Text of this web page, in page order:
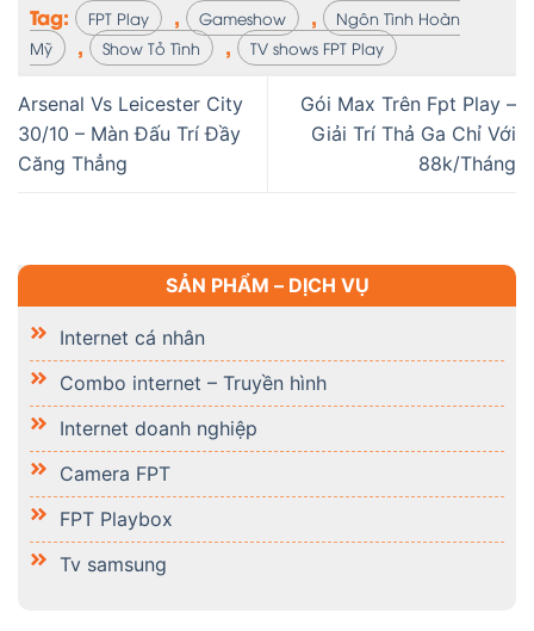
SẢN PHẨM – DỊCH VỤ
Internet cá nhân
Combo internet – Truyền hình
Internet doanh nghiệp
Camera FPT
FPT Playbox
Tv samsung
Tag: FPT Play , Gameshow ,
Ngôn Tình Hoàn
Mỹ
, Show Tỏ Tình , TV shows FPT Play
Arsenal Vs Leicester City
30/10 – Màn Đấu Trí Đầy
Căng Thẳng
Gói Max Trên Fpt Play –
Giải Trí Thả Ga Chỉ Với
88k/Tháng